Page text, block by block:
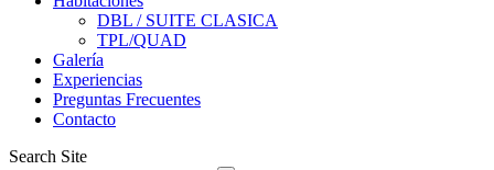
DBL / SUITE CLASICA
TPL/QUAD
Galería
Experiencias
Preguntas Frecuentes
Contacto
Search Site